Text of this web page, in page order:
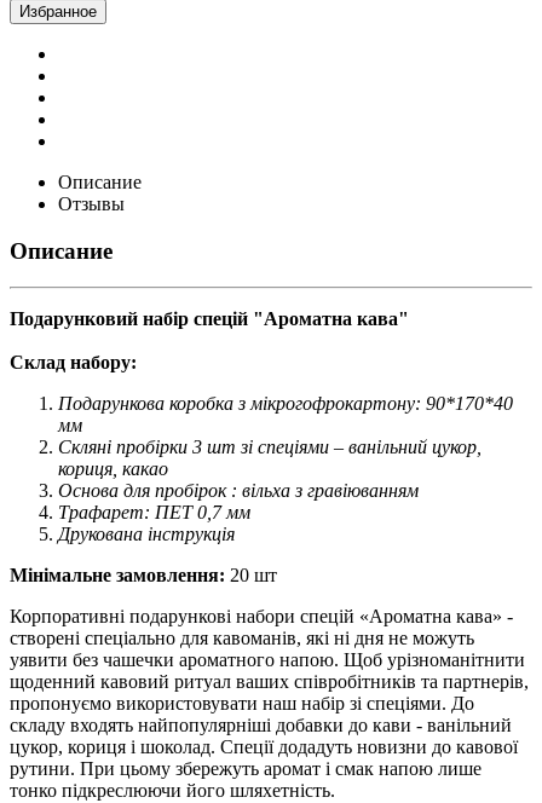
Избранное
Описание
Отзывы
Описание
Подарунковий набір спецій "Ароматна кава"
Склад набору:
Подарункова коробка з мікрогофрокартону: 90*170*40
мм
Скляні пробірки 3 шт зі спеціями – ванільний цукор,
кориця, какао
Основа для пробірок : вільха з гравіюванням
Трафарет: ПЕТ 0,7 мм
Друкована інструкція
Мінімальне замовлення: 20 шт
Корпоративні подарункові набори спецій «Ароматна кава» -
створені спеціально для кавоманів, які ні дня не можуть
уявити без чашечки ароматного напою. Щоб урізноманітнити
щоденний кавовий ритуал ваших співробітників та партнерів,
пропонуємо використовувати наш набір зі спеціями. До
складу входять найпопулярніші добавки до кави - ванільний
цукор, кориця і шоколад. Спеції додадуть новизни до кавової
рутини. При цьому збережуть аромат і смак напою лише
тонко підкреслюючи його шляхетність.